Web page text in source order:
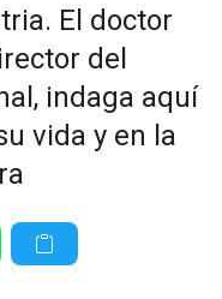
El doctor
del
indaga aquí
vida y en la